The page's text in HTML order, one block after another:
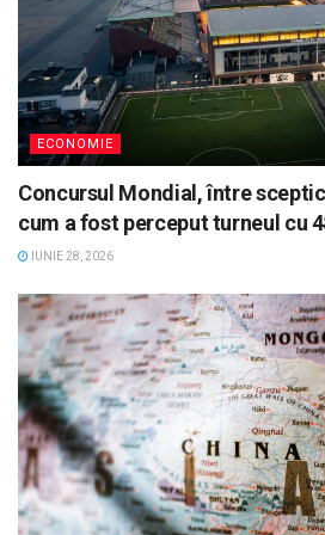
ECONOMIE
Concursul Mondial, între
cum a fost perceput turneul cu
IUNIE 28, 2026